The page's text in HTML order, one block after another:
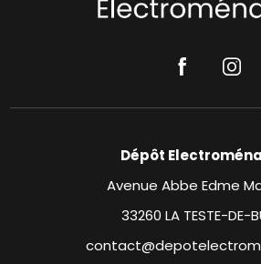
Dépôt
Avenue Abbe Edme
33260 LA TESTE-DE-